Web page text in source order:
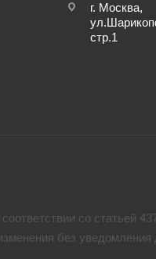
г. Москва,
стр.1
со статьей
без уведомления